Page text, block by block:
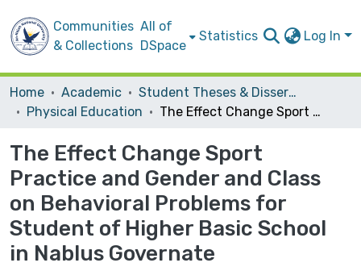
Communities
& Collections
All of
DSpace
Statistics Log In
Home Academic
Student Theses & Dissertations
Physical Education
The Effect Change Sport Practice and Gender and Class on Behavioral Problems for Student of Higher Basic School in Nablus Governate
The Effect Change Sport
Practice and Gender and Class
on Behavioral Problems for
Student of Higher Basic School
in Nablus Governate